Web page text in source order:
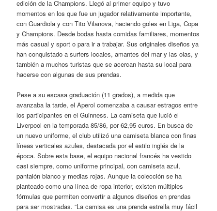
edición de la Champions. Llegó al primer equipo y tuvo
momentos en los que fue un jugador relativamente importante,
con Guardiola y con Tito Vilanova, haciendo goles en Liga, Copa
y Champions. Desde bodas hasta comidas familiares, momentos
más casual y sport o para ir a trabajar. Sus originales diseños ya
han conquistado a surfers locales, amantes del mar y las olas, y
también a muchos turistas que se acercan hasta su local para
hacerse con algunas de sus prendas.
Pese a su escasa graduación (11 grados), a medida que
avanzaba la tarde, el Aperol comenzaba a causar estragos entre
los participantes en el Guinness. La camiseta que lució el
Liverpool en la temporada 85/86, por 62,95 euros. En busca de
un nuevo uniforme, el club utilizó una camiseta blanca con finas
líneas verticales azules, destacada por el estilo inglés de la
época. Sobre esta base, el equipo nacional francés ha vestido
casi siempre, como uniforme principal, con camiseta azul,
pantalón blanco y medias rojas. Aunque la colección se ha
planteado como una línea de ropa interior, existen múltiples
fórmulas que permiten convertir a algunos diseños en prendas
para ser mostradas. “La camisa es una prenda estrella muy fácil